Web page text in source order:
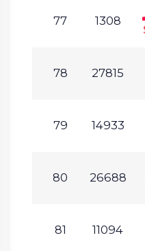
77 1308
78 27815
79 14933
80 26688
81 11094